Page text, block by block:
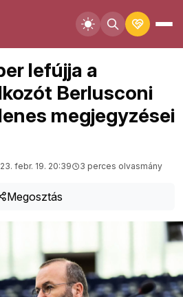
lefújja a
Berlusconi
megjegyzései
febr. 19. 20:39 3 perces olvasmány
Megosztás